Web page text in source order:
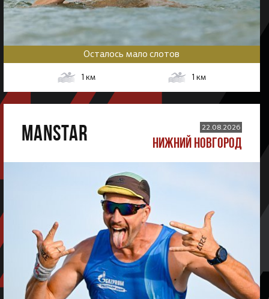
Осталось мало слотов
1 км 1 км
MANSTAR 22.08.2026
НИЖНИЙ НОВГОРОД